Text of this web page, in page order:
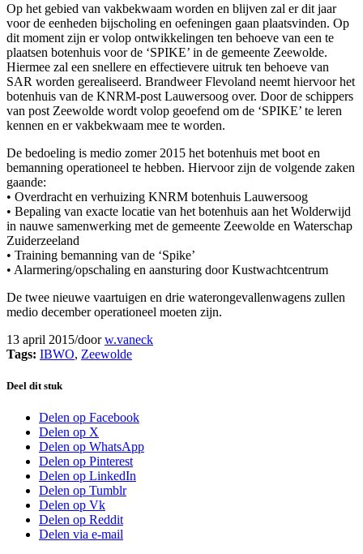
Op het gebied van vakbekwaam worden en blijven zal er dit jaar
voor de eenheden bijscholing en oefeningen gaan plaatsvinden. Op
dit moment zijn er volop ontwikkelingen ten behoeve van een te
plaatsen botenhuis voor de ‘SPIKE’ in de gemeente Zeewolde.
Hiermee zal een snellere en effectievere uitruk ten behoeve van
SAR worden gerealiseerd. Brandweer Flevoland neemt hiervoor het
botenhuis van de KNRM-post Lauwersoog over. Door de schippers
van post Zeewolde wordt volop geoefend om de ‘SPIKE’ te leren
kennen en er vakbekwaam mee te worden.
De bedoeling is medio zomer 2015 het botenhuis met boot en
bemanning operationeel te hebben. Hiervoor zijn de volgende zaken
gaande:
• Overdracht en verhuizing KNRM botenhuis Lauwersoog
• Bepaling van exacte locatie van het botenhuis aan het Wolderwijd
in nauwe samenwerking met de gemeente Zeewolde en Waterschap
Zuiderzeeland
• Training bemanning van de ‘Spike’
• Alarmering/opschaling en aansturing door Kustwachtcentrum
De twee nieuwe vaartuigen en drie waterongevallenwagens zullen
medio december operationeel moeten zijn.
13 april 2015/doorw.vaneck
Tags: IBWO, Zeewolde
Deel dit stuk
Delen op Facebook
Delen op X
Delen op WhatsApp
Delen op Pinterest
Delen op LinkedIn
Delen op Tumblr
Delen op Vk
Delen op Reddit
Delen via e-mail